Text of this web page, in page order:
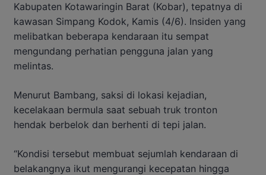
Kabupaten Kotawaringin Barat (Kobar), tepatnya di
kawasan Simpang Kodok, Kamis (4/6). Insiden yang
melibatkan beberapa kendaraan itu sempat
mengundang perhatian pengguna jalan yang
melintas.
Menurut Bambang, saksi di lokasi kejadian,
kecelakaan bermula saat sebuah truk tronton
hendak berbelok dan berhenti di tepi jalan.
“Kondisi tersebut membuat sejumlah kendaraan di
belakangnya ikut mengurangi kecepatan hingga